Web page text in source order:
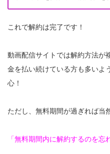
これで解約は完了です！
動画配信サイトでは解約方法が
金を払い続けている方も多いよ
心！
ただし、無料期間が過ぎれば当
「無料期間内に解約するのを忘